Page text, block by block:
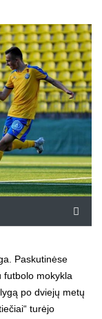
Paskutinėse
futbolo mokykla
po dviejų metų
turėjo